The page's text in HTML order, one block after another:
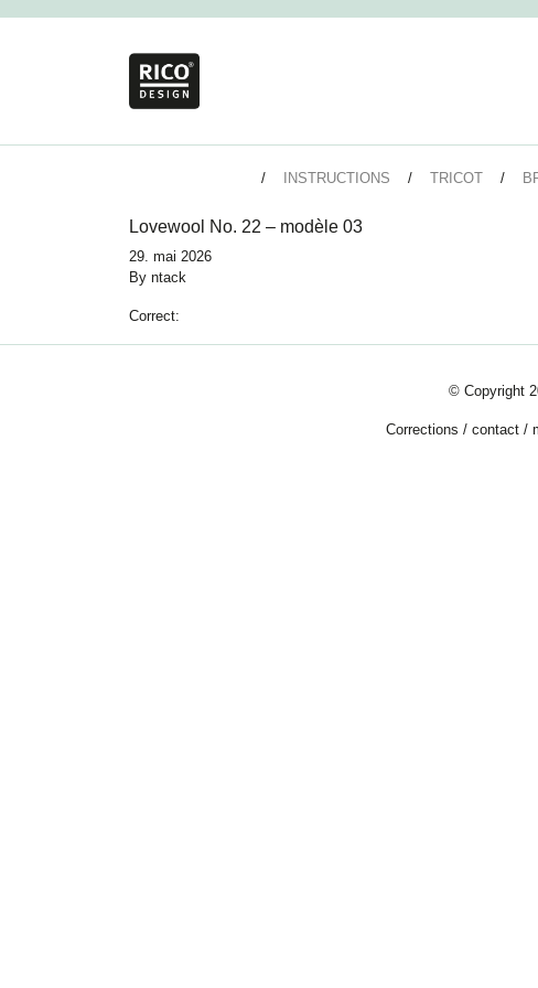
INSTRUCTIONS TRICOT
Lovewool No. 22 – modèle 03
29. mai 2026
By ntack
Correct:
© Copyright
Corrections / contact/